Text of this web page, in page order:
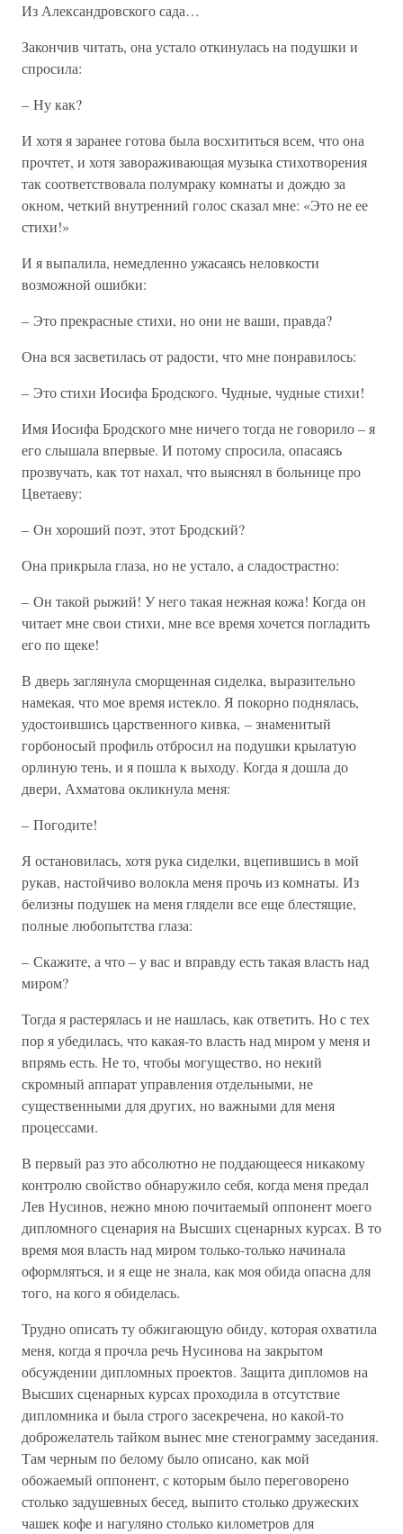
Из Александровского сада…
Закончив читать, она устало откинулась на подушки и
спросила:
– Ну как?
И хотя я заранее готова была восхититься всем, что она
прочтет, и хотя завораживающая музыка стихотворения
так соответствовала полумраку комнаты и дождю за
окном, четкий внутренний голос сказал мне: «Это не ее
стихи!»
И я выпалила, немедленно ужасаясь неловкости
возможной ошибки:
– Это прекрасные стихи, но они не ваши, правда?
Она вся засветилась от радости, что мне понравилось:
– Это стихи Иосифа Бродского. Чудные, чудные стихи!
Имя Иосифа Бродского мне ничего тогда не говорило – я
его слышала впервые. И потому спросила, опасаясь
прозвучать, как тот нахал, что выяснял в больнице про
Цветаеву:
– Он хороший поэт, этот Бродский?
Она прикрыла глаза, но не устало, а сладострастно:
– Он такой рыжий! У него такая нежная кожа! Когда он
читает мне свои стихи, мне все время хочется погладить
его по щеке!
В дверь заглянула сморщенная сиделка, выразительно
намекая, что мое время истекло. Я покорно поднялась,
удостоившись царственного кивка, – знаменитый
горбоносый профиль отбросил на подушки крылатую
орлиную тень, и я пошла к выходу. Когда я дошла до
двери, Ахматова окликнула меня:
– Погодите!
Я остановилась, хотя рука сиделки, вцепившись в мой
рукав, настойчиво волокла меня прочь из комнаты. Из
белизны подушек на меня глядели все еще блестящие,
полные любопытства глаза:
– Скажите, а что – у вас и вправду есть такая власть над
миром?
Тогда я растерялась и не нашлась, как ответить. Но с тех
пор я убедилась, что какая-то власть над миром у меня и
впрямь есть. Не то, чтобы могущество, но некий
скромный аппарат управления отдельными, не
существенными для других, но важными для меня
процессами.
В первый раз это абсолютно не поддающееся никакому
контролю свойство обнаружило себя, когда меня предал
Лев Нусинов, нежно мною почитаемый оппонент моего
дипломного сценария на Высших сценарных курсах. В то
время моя власть над миром только-только начинала
оформляться, и я еще не знала, как моя обида опасна для
того, на кого я обиделась.
Трудно описать ту обжигающую обиду, которая охватила
меня, когда я прочла речь Нусинова на закрытом
обсуждении дипломных проектов. Защита дипломов на
Высших сценарных курсах проходила в отсутствие
дипломника и была строго засекречена, но какой-то
доброжелатель тайком вынес мне стенограмму заседания.
Там черным по белому было описано, как мой
обожаемый оппонент, с которым было переговорено
столько задушевных бесед, выпито столько дружеских
чашек кофе и нагуляно столько километров для